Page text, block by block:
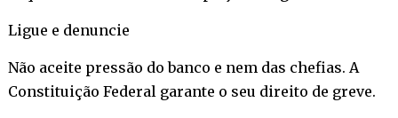
Ligue e denuncie
Não aceite pressão do banco e nem das chefias. A
Constituição Federal garante o seu direito de greve.